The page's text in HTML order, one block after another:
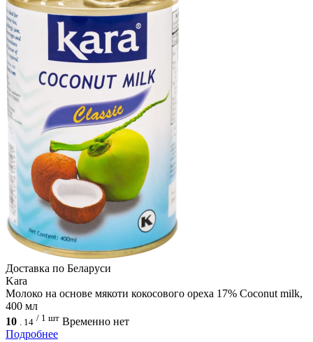
Доcтавка по Беларуси
Kara
Молоко на основе мякоти кокосового ореха 17% Coconut milk,
400 мл
10 . 14 / 1 шт Временно нет
Подробнее